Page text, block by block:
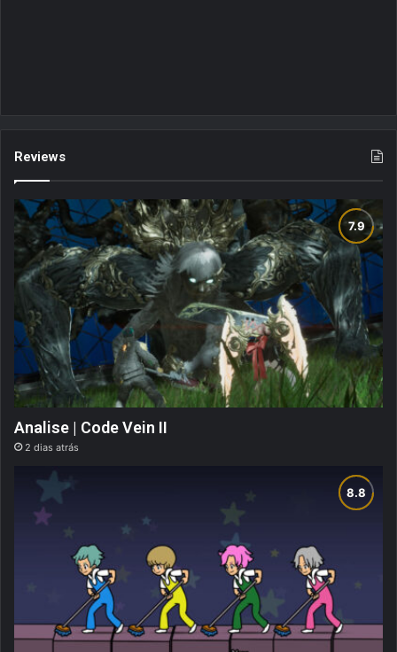
Reviews
Analise | Code Vein II
2 dias atrás